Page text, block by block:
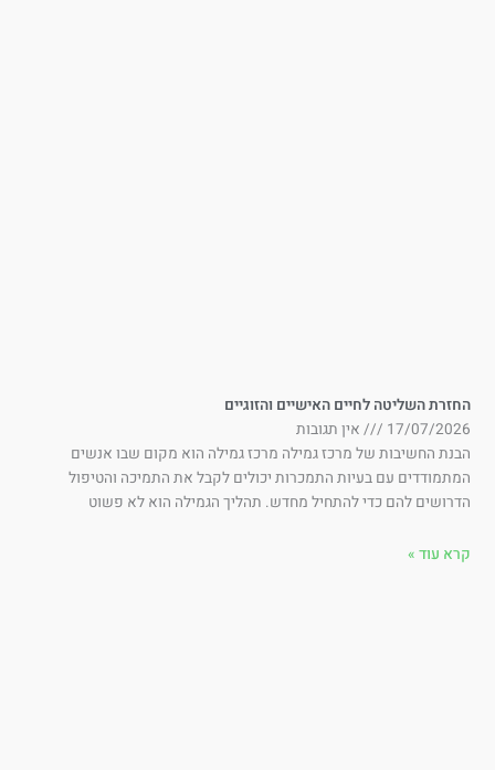
השליטה לחיים האישיים והזוגיים
17/07/
אין תגובות
החשיבות של מרכז גמילה מרכז גמילה הוא מקום שבו אנשים
עם בעיות התמכרות יכולים לקבל את התמיכה והטיפול
להם כדי להתחיל מחדש. תהליך הגמילה הוא לא פשוט
עוד »